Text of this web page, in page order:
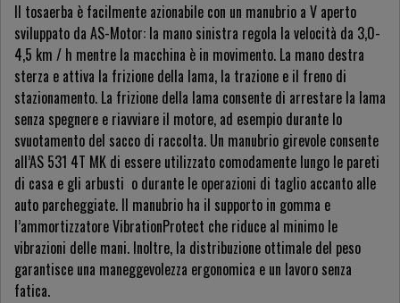
Il tosaerba è facilmente azionabile con un manubrio a V aperto
sviluppato da AS-Motor: la mano sinistra regola la velocità da 3,0-
4,5 km / h mentre la macchina è in movimento. La mano destra
sterza e attiva la frizione della lama, la trazione e il freno di
stazionamento. La frizione della lama consente di arrestare la lama
senza spegnere e riavviare il motore, ad esempio durante lo
svuotamento del sacco di raccolta. Un manubrio girevole consente
all’AS 531 4T MK di essere utilizzato comodamente lungo le pareti
di casa e gli arbusti o durante le operazioni di taglio accanto alle
auto parcheggiate. Il manubrio ha il supporto in gomma e
l’ammortizzatore VibrationProtect che riduce al minimo le
vibrazioni delle mani. Inoltre, la distribuzione ottimale del peso
garantisce una maneggevolezza ergonomica e un lavoro senza
fatica.